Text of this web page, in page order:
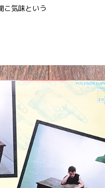
こ気味という